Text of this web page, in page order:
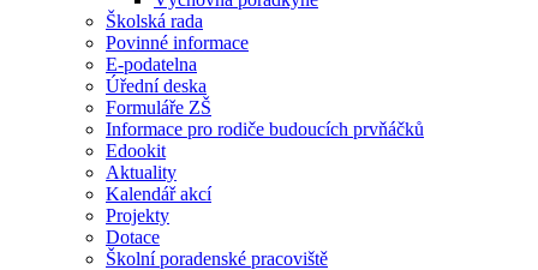
Školská rada
Povinné informace
E-podatelna
Úřední deska
Formuláře ZŠ
Informace pro rodiče budoucích prvňáčků
Edookit
Aktuality
Kalendář akcí
Projekty
Dotace
Školní poradenské pracoviště